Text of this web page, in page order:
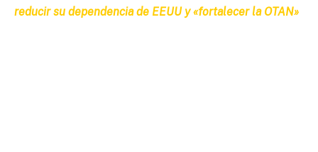
reducir su dependencia de EEUU y «fortalecer la OTAN»